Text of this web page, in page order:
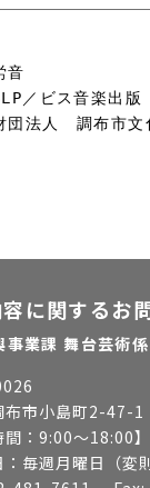
音
／ビス音楽出版
団法人　調布市
に関するお
事業課 舞台芸術係
布市小島町2-47-1
： 9:00～18:00】
毎週月曜日（変